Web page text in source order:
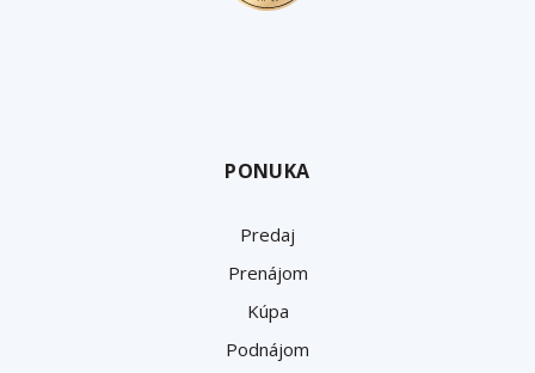
PONUKA
Predaj
Prenájom
Kúpa
Podnájom